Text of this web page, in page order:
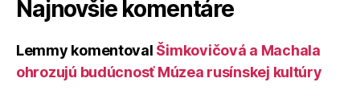
Najnovšie komentáre
Lemmy komentoval Šimkovičová a Machala
ohrozujú budúcnosť Múzea rusínskej kultúry